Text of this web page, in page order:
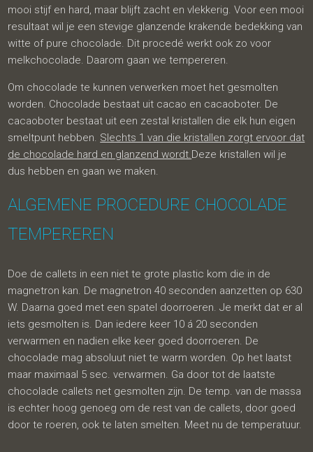
mooi stijf en hard, maar blijft zacht en vlekkerig. Voor een mooi
resultaat wil je een stevige glanzende krakende bedekking van
witte of pure chocolade. Dit procedé werkt ook zo voor
melkchocolade. Daarom gaan we tempereren.
Om chocolade te kunnen verwerken moet het gesmolten
worden. Chocolade bestaat uit cacao en cacaoboter. De
cacaoboter bestaat uit een zestal kristallen die elk hun eigen
smeltpunt hebben. Slechts 1 van die kristallen zorgt ervoor dat
de chocolade hard en glanzend wordt.Deze kristallen wil je
dus hebben en gaan we maken.
ALGEMENE PROCEDURE CHOCOLADE
TEMPEREREN
Doe de callets in een niet te grote plastic kom die in de
magnetron kan. De magnetron 40 seconden aanzetten op 630
W. Daarna goed met een spatel doorroeren. Je merkt dat er al
iets gesmolten is. Dan iedere keer 10 á 20 seconden
verwarmen en nadien elke keer goed doorroeren. De
chocolade mag absoluut niet te warm worden. Op het laatst
maar maximaal 5 sec. verwarmen. Ga door tot de laatste
chocolade callets net gesmolten zijn. De temp. van de massa
is echter hoog genoeg om de rest van de callets, door goed
door te roeren, ook te laten smelten. Meet nu de temperatuur.